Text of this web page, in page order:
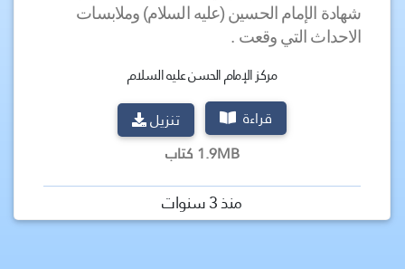
شهادة الإمام الحسين (عليه السلام) وملابسات
الاحداث التي وقعت .
مركز الإمام الحسن عليه السلام
قراءة
تنزيل
1.9MB كتاب
منذ 3 سنوات